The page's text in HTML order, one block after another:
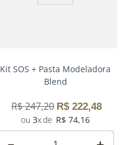
Kit SOS + Pasta Modeladora
Blend
R$247,20 R$ 222,48
3
R$ 74,16